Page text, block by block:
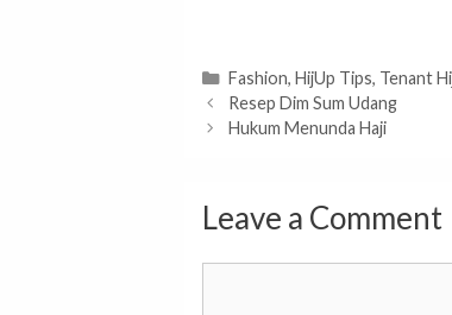
Categories
Fashion, HijUp Tips, Tenant
Resep Dim Sum Udang
Hukum Menunda Haji
Leave a Comment